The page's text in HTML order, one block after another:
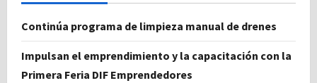
Continúa programa de limpieza manual de drenes
Impulsan el emprendimiento y la capacitación con la
Primera Feria DIF Emprendedores